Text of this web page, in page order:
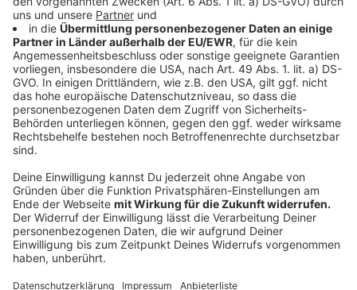
sehenswert in den Winkel zur erneuten Bocholter
Führung (75.). Und die Schluss-Viertelstunde steht
ganz im Zeichen dieses Duos. Kluger Steilpass in die
Schnittstelle auf Assibey-Mensah. Der läuft allein auf
Hohkeppels Keeper zu und bedient den mitgelaufenen
Euschen, der den Ball ins leere Tor schieben kann zum
4:2 (79.). Und nochmal Assibey-Mensah: aus kurzer
Distanz prüft er Torhüter Kevin Jackmuth mit einem
drückt Cedric Euschen zum 5:2 über die Linie (84.).
Mit dem Sieg klettert der 1. FC Bocholt mit jetzt 20
Punkten auf den zehnten Tabellenplatz. Der Abstand
zur Abstiegszone beträgt nun fünf Punkte.
Anzeige